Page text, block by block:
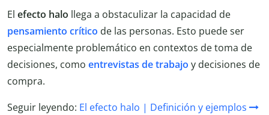
El efecto halo llega a obstaculizar la capacidad de
pensamiento crítico de las personas. Esto puede ser
especialmente problemático en contextos de toma de
decisiones, como entrevistas de trabajo y decisiones de
compra.
Seguir leyendo: El efecto halo | Definición y ejemplos